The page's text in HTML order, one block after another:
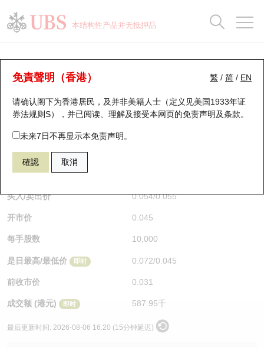
本结构性产品并无抵押品
繁 / 简 / EN
免責聲明（香港）
请确认阁下为香港居民，及并非美籍人士（定义见美国1933年证
券法规则S），并已阅读、理解及接受本网页的免责声明及条款。
未来7日不再显示本免责声明。
確認 取消
认股证分析仪
表现 街货统计 比较
19351 瑞银认沽 1299 友邦保险
$0.054 0.023
买入/卖出价 0.054/0.055
开市价 0.045
每手股数 10,000
是日最高/最低价 即时 0.072/0.045
前收市价 0.031
成交额 (港元) 即时 587.95千
最后更新时间: 2026-08-06 16:20 (15分钟延迟)
瑞银认股证一览
新发行瑞银认股证
即将到期认股证
认股证到期结算价查找
认股证分析仪
认股证速算机
认股证/牛熊证日志
认股证文件及公告
街货统计
比较
牛熊全景快搜
牛熊证搜寻
牛熊证街货分布图
正股牛熊证列表
新发行瑞银牛熊证
已收回牛熊证剩余价值
牛熊证到期结算价查找
牛熊证分析仪
街货统计
比较
十大升幅/跌幅
十大认股证成交分布
十天股证占大市成交
资金流
街货统计
三十大平均引伸波幅
正股分析仪
二十大活跃股份
恒指成份股
国指成份股
科指成份股
相关资产沽空
中资ETFs溢价比较
AH 股价对照
持股比重
显示所有持股比重
每月轮证大市专题
轮证专栏
讲座及教育短片
认股证投资者教育
牛熊证投资者教育
认股证牛熊证常问问题